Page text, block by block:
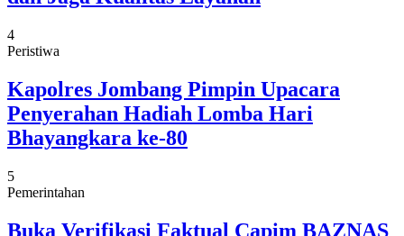
4
Peristiwa
Kapolres Jombang Pimpin Upacara
Penyerahan Hadiah Lomba Hari
Bhayangkara ke-80
5
Pemerintahan
Buka Verifikasi Faktual Capim BAZNAS